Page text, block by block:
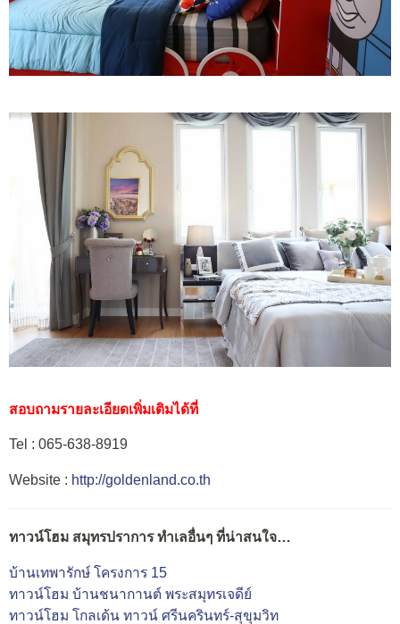
สอบถามรายละเอียดเพิ่มเติมได้ที่
Tel : 065-638-8919
Website : http://goldenland.co.th
ทาวน์โฮม สมุทรปราการ ทำเลอื่นๆ ที่น่าสนใจ…
บ้านเทพารักษ์ โครงการ 15
ทาวน์โฮม บ้านชนากานต์ พระสมุทรเจดีย์
ทาวน์โฮม โกลเด้น ทาวน์ ศรีนครินทร์-สุขุมวิท